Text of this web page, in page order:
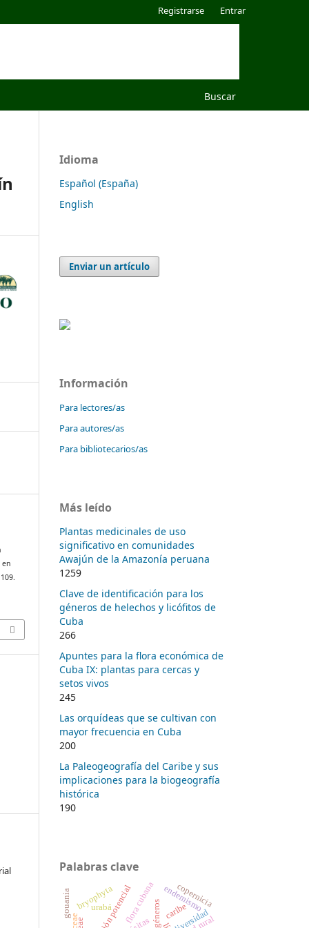
Buscar
Registrarse Entrar
en
Idioma
Español (España)
English
Enviar un artículo
Información
Para lectores/as
Para autores/as
Para bibliotecarios/as
Más leído
Plantas medicinales de uso
significativo en comunidades
Awajún de la Amazonía peruana
1259
Clave de identificación para los
géneros de helechos y licófitos de
Cuba
266
Apuntes para la flora económica de
Cuba IX: plantas para cercas y
setos vivos
245
Las orquídeas que se cultivan con
mayor frecuencia en Cuba
200
La Paleogeografía del Caribe y sus
implicaciones para la biogeografía
histórica
190
Palabras clave
caribe
endemismo
flora cubana
urabá copernicia
bryophyta
diversidad
gouania